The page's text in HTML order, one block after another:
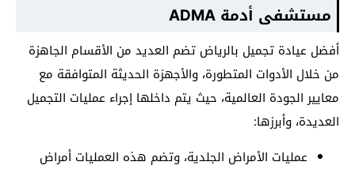
مستشفى أدمة ADMA
أفضل عيادة تجميل بالرياض تضم العديد من الأقسام الجاهزة
من خلال الأدوات المتطورة، والأجهزة الحديثة المتوافقة مع
معايير الجودة العالمية، حيث يتم داخلها إجراء عمليات التجميل
العديدة، وأبرزها:
عمليات الأمراض الجلدية، وتضم هذه العمليات أمراض